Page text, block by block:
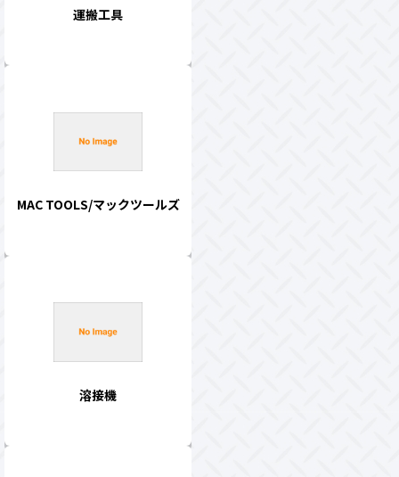
運搬工具
MAC TOOLS/マックツールズ
溶接機